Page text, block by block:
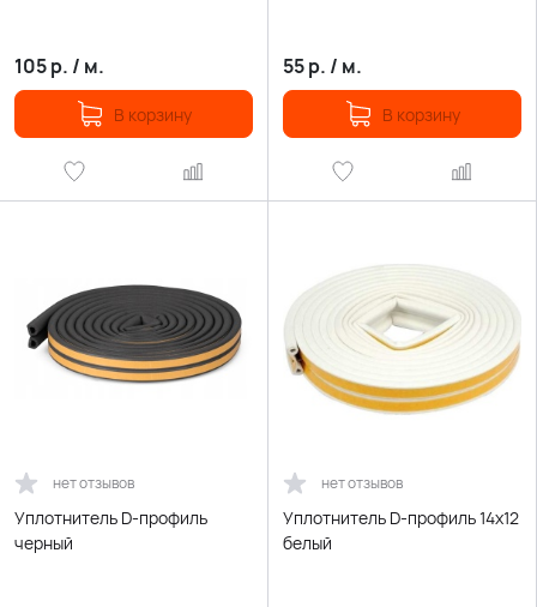
105р. / м.
В корзину
55р. / м.
В корзину
нет отзывов
Уплотнитель D-профиль
черный
нет отзывов
Уплотнитель D-профиль 14х12
белый